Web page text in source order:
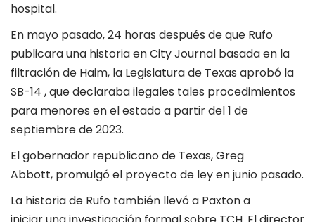
hospital.
En mayo pasado, 24 horas después de que Rufo
publicara una historia en City Journal basada en la
filtración de Haim, la Legislatura de Texas aprobó la
SB-14 , que declaraba ilegales tales procedimientos
para menores en el estado a partir del 1 de
septiembre de 2023.
El gobernador republicano de Texas, Greg
Abbott, promulgó el proyecto de ley en junio pasado.
La historia de Rufo también llevó a Paxton a